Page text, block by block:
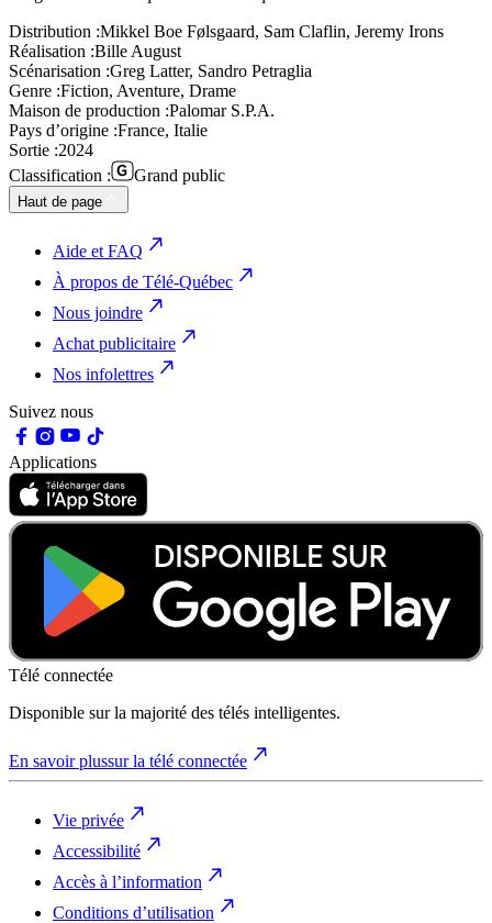
Distribution :Mikkel Boe Følsgaard, Sam Claflin, Jeremy Irons
Réalisation :Bille August
Scénarisation :Greg Latter, Sandro Petraglia
Genre :Fiction, Aventure, Drame
Maison de production :Palomar S.P.A.
Pays d’origine :France, Italie
Sortie :2024
Classification :
Grand public
Haut de page
Aide et FAQ
À propos de Télé-Québec
Nous joindre
Achat publicitaire
Nos infolettres
Suivez nous
Applications
Télé connectée
Disponible sur la majorité des télés intelligentes.
En savoir plussur la télé connectée
Vie privée
Accessibilité
Accès à l’information
Conditions d’utilisation